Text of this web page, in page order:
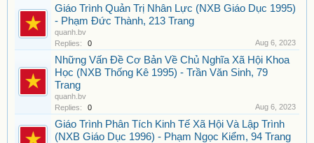
Giáo Trình Quản Trị Nhân Lực (NXB Giáo Dục 1995)
- Phạm Đức Thành, 213 Trang
quanh.bv
Replies:
0 Aug 6, 2023
Những Vấn Đề Cơ Bản Về Chủ Nghĩa Xã Hội Khoa
Học (NXB Thống Kê 1995) - Trần Văn Sinh, 79
Trang
quanh.bv
Replies:
0 Aug 6, 2023
Giáo Trình Phân Tích Kinh Tế Xã Hội Và Lập Trình
(NXB Giáo Dục 1996) - Phạm Ngọc Kiểm, 94 Trang